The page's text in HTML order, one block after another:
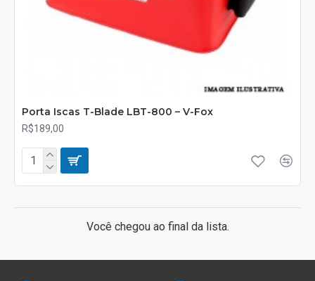
Porta Iscas T-Blade LBT-800 – V-Fox
R$189,00
Você chegou ao final da lista.